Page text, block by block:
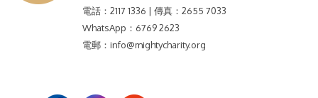
電話： 2117 1336 | 傳真：2655 7033
WhatsApp： 6769 2623
電郵： info@mightycharity.org